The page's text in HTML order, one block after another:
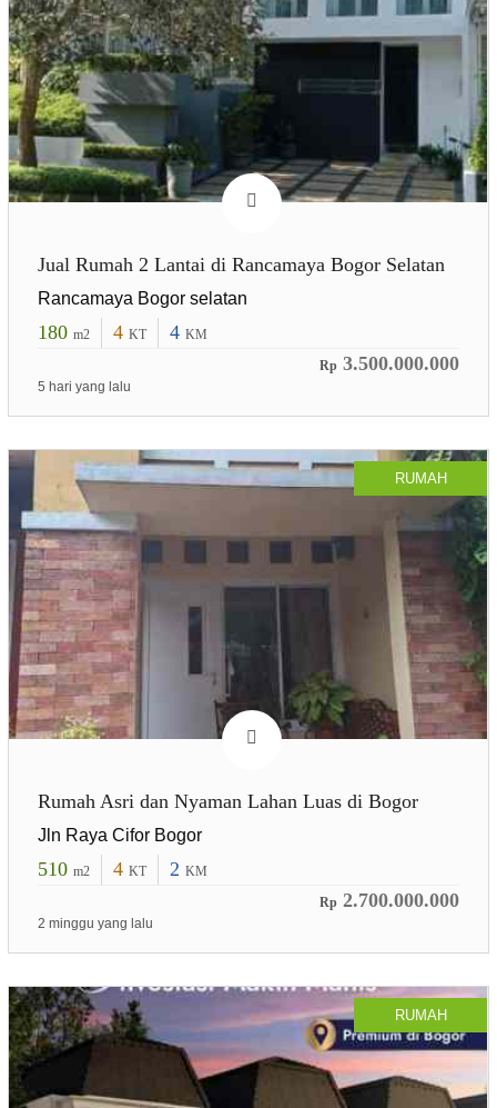
Jual Rumah 2 Lantai di Rancamaya Bogor Selatan
Rancamaya Bogor selatan
180 m2 4 KT 4 KM
Rp 3.500.000.000
5 hari yang lalu
RUMAH
Rumah Asri dan Nyaman Lahan Luas di Bogor
Jln Raya Cifor Bogor
510 m2 4 KT 2 KM
Rp 2.700.000.000
2 minggu yang lalu
RUMAH